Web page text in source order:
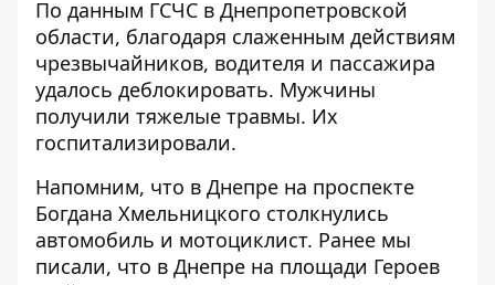
По данным ГСЧС в Днепропетровской
области, благодаря слаженным действиям
чрезвычайников, водителя и пассажира
удалось деблокировать. Мужчины
получили тяжелые травмы. Их
госпитализировали.
Напомним, что в Днепре на проспекте
Богдана Хмельницкого столкнулись
автомобиль и мотоциклист. Ранее мы
писали, что в Днепре на площади Героев